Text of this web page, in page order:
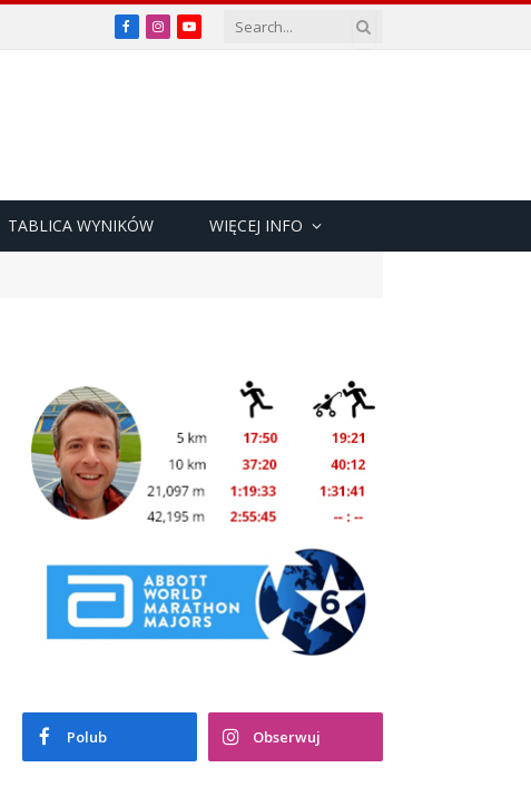
Facebook
InstagramYouTube
TABLICA WYNIKÓW WIĘCEJ INFO
Polub Obserwuj